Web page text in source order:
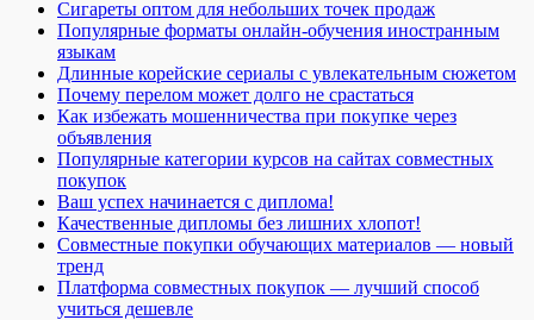
Сигареты оптом для небольших точек продаж
Популярные форматы онлайн-обучения иностранным
языкам
Длинные корейские сериалы с увлекательным сюжетом
Почему перелом может долго не срастаться
Как избежать мошенничества при покупке через
объявления
Популярные категории курсов на сайтах совместных
покупок
Ваш успех начинается с диплома!
Качественные дипломы без лишних хлопот!
Совместные покупки обучающих материалов — новый
тренд
Платформа совместных покупок — лучший способ
учиться дешевле